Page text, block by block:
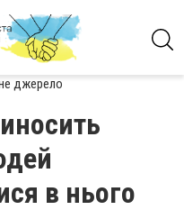
джерело
в нього